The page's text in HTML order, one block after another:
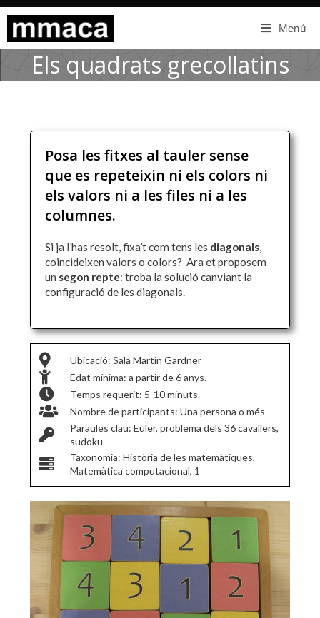
Menú
Els quadrats grecollatins
Posa les fitxes al tauler sense
que es repeteixin ni els colors ni
els valors ni a les files ni a les
columnes.
Si ja l’has resolt, fixa’t com tens les diagonals,
coincideixen valors o colors? Ara et proposem
un segon repte: troba la solució canviant la
configuració de les diagonals.
Ubicació: Sala Martin Gardner
Edat mínima: a partir de 6 anys.
Temps requerit: 5-10 minuts.
Nombre de participants: Una persona o més
Paraules clau: Euler, problema dels 36 cavallers,
sudoku
Taxonomia: Història de les matemàtiques,
Matemàtica computacional, 1